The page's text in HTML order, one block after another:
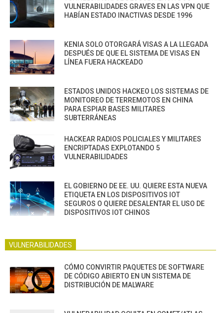
VULNERABILIDADES GRAVES EN LAS VPN QUE
HABÍAN ESTADO INACTIVAS DESDE 1996
KENIA SOLO OTORGARÁ VISAS A LA LLEGADA
DESPUÉS DE QUE EL SISTEMA DE VISAS EN
LÍNEA FUERA HACKEADO
ESTADOS UNIDOS HACKEO LOS SISTEMAS DE
MONITOREO DE TERREMOTOS EN CHINA
PARA ESPIAR BASES MILITARES
SUBTERRÁNEAS
HACKEAR RADIOS POLICIALES Y MILITARES
ENCRIPTADAS EXPLOTANDO 5
VULNERABILIDADES
EL GOBIERNO DE EE. UU. QUIERE ESTA NUEVA
ETIQUETA EN LOS DISPOSITIVOS IOT
SEGUROS O QUIERE DESALENTAR EL USO DE
DISPOSITIVOS IOT CHINOS
VULNERABILIDADES
CÓMO CONVIRTIR PAQUETES DE SOFTWARE
DE CÓDIGO ABIERTO EN UN SISTEMA DE
DISTRIBUCIÓN DE MALWARE